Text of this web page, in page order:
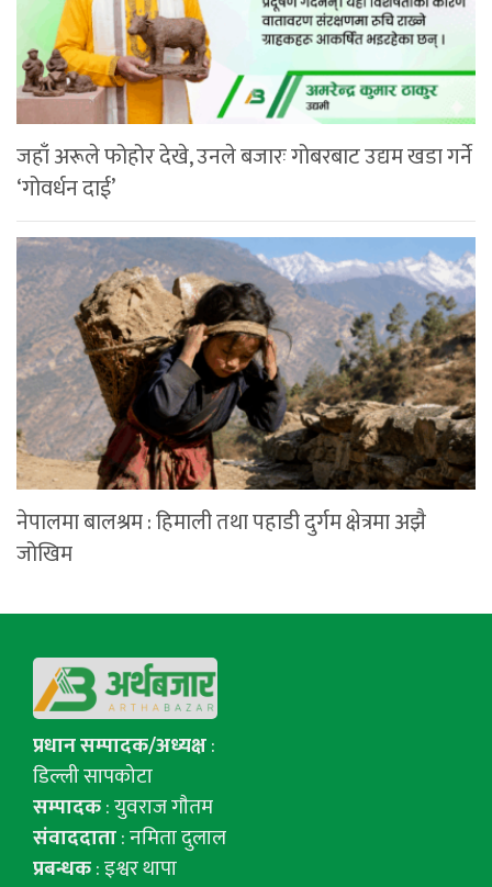
जहाँ अरूले फोहोर देखे, उनले बजारः गोबरबाट उद्यम खडा गर्ने
‘गोवर्धन दाई’
नेपालमा बालश्रम : हिमाली तथा पहाडी दुर्गम क्षेत्रमा अझै
जोखिम
प्रधान सम्पादक/अध्यक्ष:
डिल्ली सापकोटा
सम्पादक: युवराज गाैतम
संवाददाता: नमिता दुलाल
प्रबन्धक: इश्वर थापा